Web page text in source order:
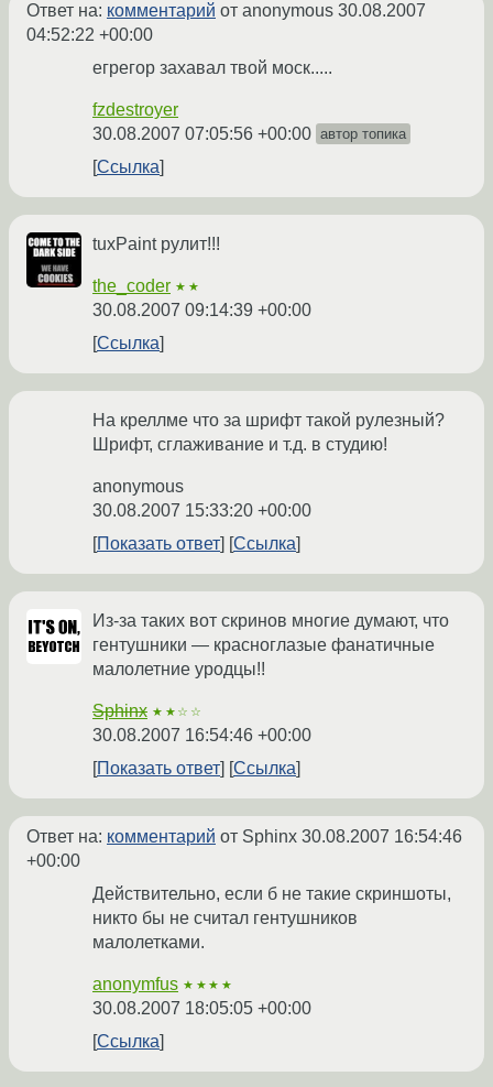
Ответ на: комментарий от anonymous 30.08.2007
04:52:22 +00:00
егрегор захавал твой моск.....
fzdestroyer
30.08.2007 07:05:56 +00:00 автор топика
Ссылка
tuxPaint рулит!!!
the_coder ★★
30.08.2007 09:14:39 +00:00
Ссылка
На креллме что за шрифт такой рулезный?
Шрифт, сглаживание и т.д. в студию!
anonymous
30.08.2007 15:33:20 +00:00
Показать ответ
Ссылка
Из-за таких вот скринов многие думают, что
гентушники — красноглазые фанатичные
малолетние уродцы!!
Sphinx ★★☆☆
30.08.2007 16:54:46 +00:00
Показать ответ
Ссылка
Ответ на: комментарий от Sphinx 30.08.2007 16:54:46
+00:00
Действительно, если б не такие скриншоты,
никто бы не считал гентушников
малолетками.
anonymfus ★★★★
30.08.2007 18:05:05 +00:00
Ссылка